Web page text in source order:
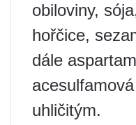
obiloviny,
hořčice,
dále
uhličitým.